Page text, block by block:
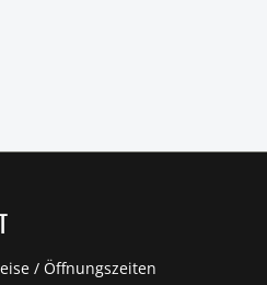
/ Öffnungszeiten